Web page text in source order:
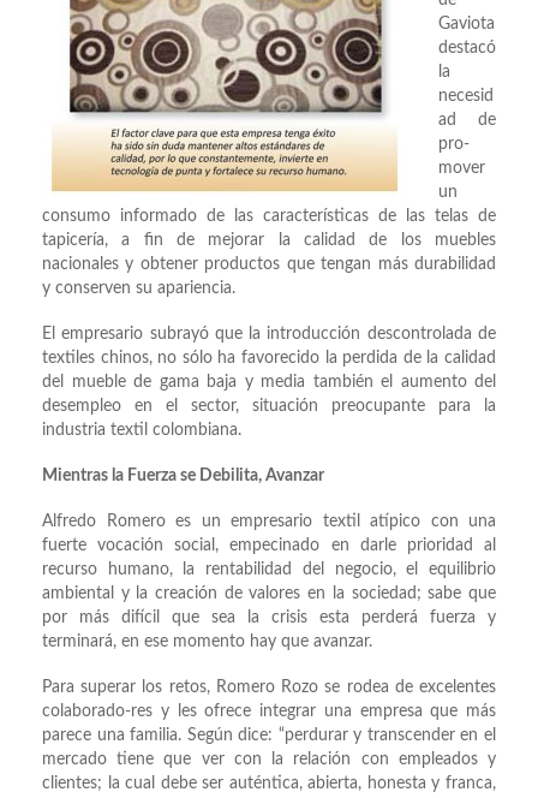
Gaviota
destacó
la
necesid
ad de
pro-
mover
un
consumo informado de las características de las telas de
tapicería, a fin de mejorar la calidad de los muebles
nacionales y obtener productos que tengan más durabilidad
y conserven su apariencia.
El empresario subrayó que la introducción descontrolada de
textiles chinos, no sólo ha favorecido la perdida de la calidad
del mueble de gama baja y media también el aumento del
desempleo en el sector, situación preocupante para la
industria textil colombiana.
Mientras la Fuerza se Debilita, Avanzar
Alfredo Romero es un empresario textil atípico con una
fuerte vocación social, empecinado en darle prioridad al
recurso humano, la rentabilidad del negocio, el equilibrio
ambiental y la creación de valores en la sociedad; sabe que
por más difícil que sea la crisis esta perderá fuerza y
terminará, en ese momento hay que avanzar.
Para superar los retos, Romero Rozo se rodea de excelentes
colaborado-res y les ofrece integrar una empresa que más
parece una familia. Según dice: “perdurar y transcender en el
mercado tiene que ver con la relación con empleados y
clientes; la cual debe ser auténtica, abierta, honesta y franca,